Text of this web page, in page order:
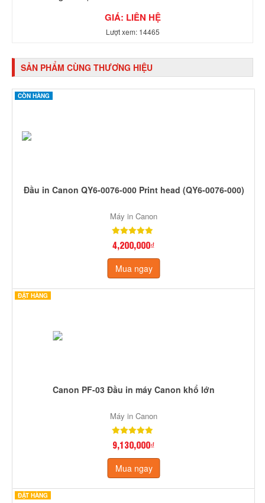
GIÁ: LIÊN HỆ
Lượt xem: 14465
SẢN PHẨM CÙNG THƯƠNG HIỆU
CÒN HÀNG
Đầu in Canon QY6-0076-000 Print head (QY6-0076-000)
Máy in Canon
4,200,000₫
Mua ngay
ĐẶT HÀNG
Canon PF-03 Đầu in máy Canon khổ lớn
Máy in Canon
9,130,000₫
Mua ngay
ĐẶT HÀNG